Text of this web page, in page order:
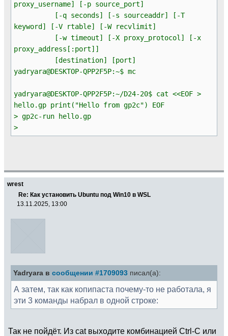
proxy_username] [-p source_port]
[-q seconds] [-s sourceaddr] [-T
keyword] [-V rtable] [-W recvlimit]
[-w timeout] [-X proxy_protocol] [-x
proxy_address[:port]]
[destination] [port]
yadryara@DESKTOP-QPP2F5P:~$ mc
yadryara@DESKTOP-QPP2F5P:~/D24-20$ cat <<EOF >
hello.gp print("Hello from gp2c") EOF
> gp2c-run hello.gp
>
wrest
Re: Как установить Ubuntu под Win10 в WSL
13.11.2025, 13:00
Yadryara в сообщении #1709093 писал(а):
А затем, так как копипаста почему-то не работала, я
эти 3 команды набрал в одной строке:
Так не пойдёт. Из cat выходите комбинацией Ctrl-C или